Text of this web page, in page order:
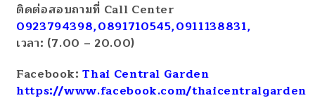
ติดต่อสอบถามที่ Call Center
0923794398,0891710545,0911138831,
เวลา: (7.00 – 20.00)
Facebook:Thai Central Garden
https://www.facebook.com/thaicentralgarden